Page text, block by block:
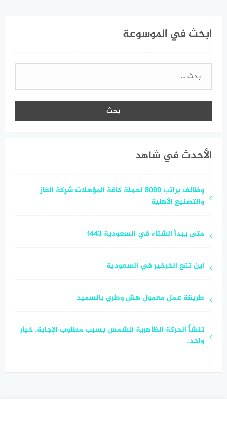
في شخص ما
ابحث في الموسوعة
البحث
الأحدث في شاهد
وظائف براتب 8000 لحملة كافة المؤهلات شركة الغاز
والتصنيع الأهلية
متى يبدأ الشتاء في السعودية 1443
اين تقع الخرخير في السعودية
طريقة عمل معمول هش وطري بالسميد
تنشأ الحركة الظاهرية للشمس بسبب مطلوب الإجابة. خيار
واحد.